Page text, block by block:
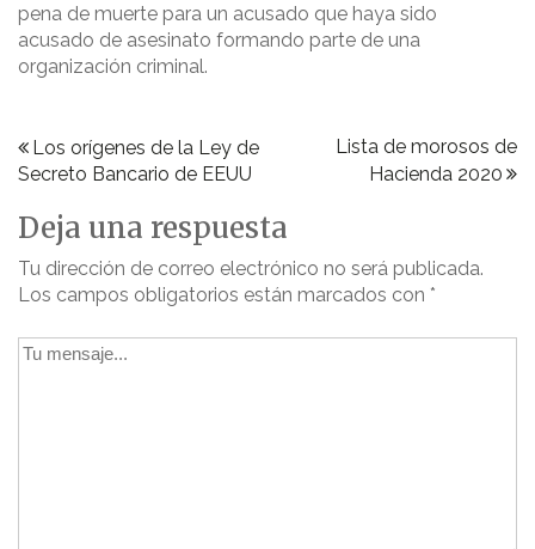
pena de muerte para un acusado que haya sido
acusado de asesinato formando parte de una
organización criminal.
Navegación
de
entradas
Los orígenes de la Ley de
Secreto Bancario de EEUU
Lista de morosos de
Hacienda 2020
Deja una respuesta
Tu dirección de correo electrónico no será publicada.
Los campos obligatorios están marcados con *